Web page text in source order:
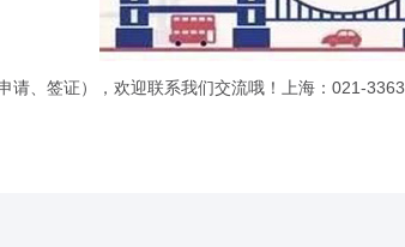
请、签证），欢迎联系我们交流哦！上海：021-